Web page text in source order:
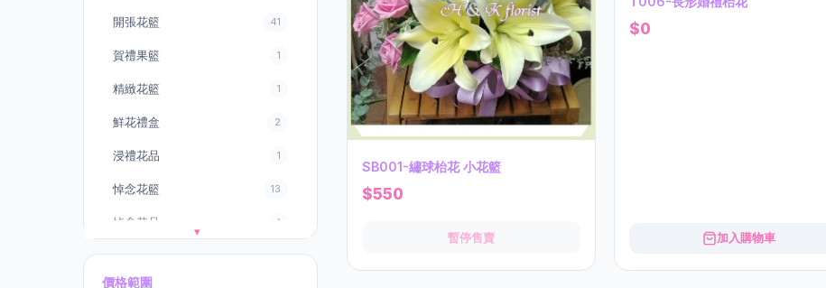
開張花籃 41
賀禮果籃 1
精緻花籃 1
鮮花禮盒 2
浸禮花品 1
悼念花籃 13
悼念花品 1
剪綵花球 1
價格範圍
SB001-繡球枱花 小花籃
$550
暫停售賣
$0
加入購物車